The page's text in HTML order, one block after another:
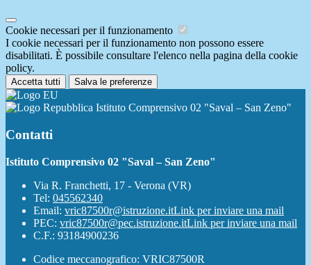
Cookie necessari per il funzionamento
I cookie necessari per il funzionamento non possono essere
disabilitati. È possibile consultare l'elenco nella pagina della cookie
policy.
Accetta tutti Salva le preferenze
Istituto Comprensivo 02 "Saval – San Zeno"
Contatti
Istituto Comprensivo 02 "Saval – San Zeno"
Via R. Franchetti, 17 - Verona (VR)
Tel: 045562340
Email: vric87500r@istruzione.itLink per inviare una mail
PEC: vric87500r@pec.istruzione.itLink per inviare una mail
C.F.: 93184900236
Codice meccanografico: VRIC87500R